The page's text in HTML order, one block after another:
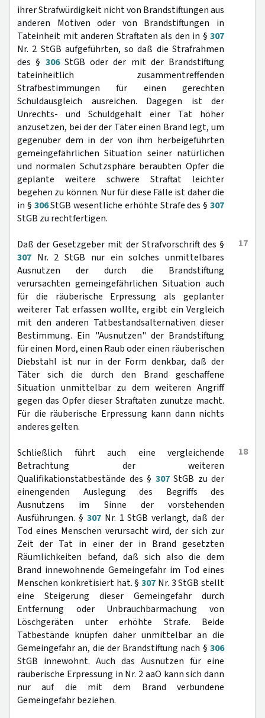
ihrer Strafwürdigkeit nicht von Brandstiftungen aus
anderen Motiven oder von Brandstiftungen in
Tateinheit mit anderen Straftaten als den in § 307
Nr. 2 StGB aufgeführten, so daß die Strafrahmen
des § 306StGB oder der mit der Brandstiftung
tateinheitlich zusammentreffenden
Strafbestimmungen für einen gerechten
Schuldausgleich ausreichen. Dagegen ist der
Unrechts- und Schuldgehalt einer Tat höher
anzusetzen, bei der der Täter einen Brand legt, um
gegenüber dem in der von ihm herbeigeführten
gemeingefährlichen Situation seiner natürlichen
und normalen Schutzsphäre beraubten Opfer die
geplante weitere schwere Straftat leichter
begehen zu können. Nur für diese Fälle ist daher die
in § 306StGB wesentliche erhöhte Strafe des §307
StGB zu rechtfertigen.
17
Daß der Gesetzgeber mit der Strafvorschrift des §
307 Nr. 2 StGB nur ein solches unmittelbares
Ausnutzen der durch die Brandstiftung
verursachten gemeingefährlichen Situation auch
für die räuberische Erpressung als geplanter
weiterer Tat erfassen wollte, ergibt ein Vergleich
mit den anderen Tatbestandsalternativen dieser
Bestimmung. Ein "Ausnutzen" der Brandstiftung
für einen Mord, einen Raub oder einen räuberischen
Diebstahl ist nur in der Form denkbar, daß der
Täter sich die durch den Brand geschaffene
Situation unmittelbar zu dem weiteren Angriff
gegen das Opfer dieser Straftaten zunutze macht.
Für die räuberische Erpressung kann dann nichts
anderes gelten.
18
Schließlich führt auch eine vergleichende
Betrachtung der weiteren
Qualifikationstatbestände des § 307StGB zu der
einengenden Auslegung des Begriffs des
Ausnutzens im Sinne der vorstehenden
Ausführungen. § 307Nr. 1 StGB verlangt, daß der
Tod eines Menschen verursacht wird, der sich zur
Zeit der Tat in einer der in Brand gesetzten
Räumlichkeiten befand, daß sich also die dem
Brand innewohnende Gemeingefahr im Tod eines
Menschen konkretisiert hat. § 307 Nr. 3 StGB stellt
eine Steigerung dieser Gemeingefahr durch
Entfernung oder Unbrauchbarmachung von
Löschgeräten unter erhöhte Strafe. Beide
Tatbestände knüpfen daher unmittelbar an die
Gemeingefahr an, die der Brandstiftung nach § 306
StGB innewohnt. Auch das Ausnutzen für eine
räuberische Erpressung in Nr. 2 aaO kann sich dann
nur auf die mit dem Brand verbundene
Gemeingefahr beziehen.